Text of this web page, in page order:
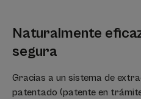
Naturalmente
segura
Gracias a un sistema de
patentado (patente en